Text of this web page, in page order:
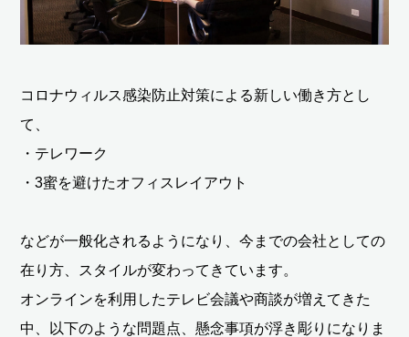
コロナウィルス感染防止対策による新しい働き方とし
て、
・テレワーク
・3蜜を避けたオフィスレイアウト
などが一般化されるようになり、今までの会社としての
在り方、スタイルが変わってきています。
オンラインを利用したテレビ会議や商談が増えてきた
中、以下のような問題点、懸念事項が浮き彫りになりま